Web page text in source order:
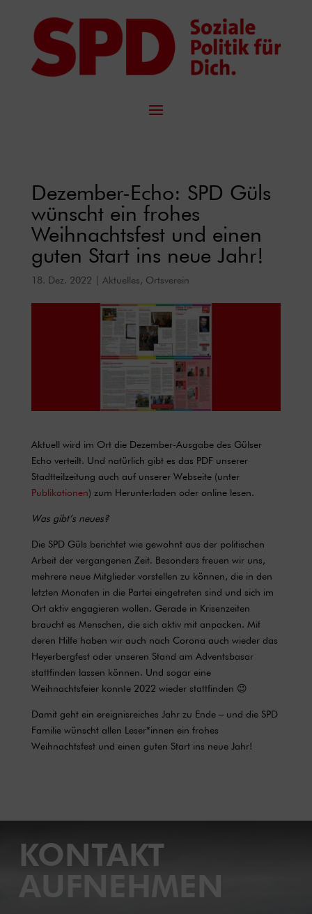
Dezember-Echo: SPD Güls
wünscht ein frohes
Weihnachtsfest und einen
guten Start ins neue Jahr!
18. Dez. 2022 Aktuelles, Ortsverein
Aktuell wird im Ort die Dezember-Ausgabe des Gülser
Echo verteilt. Und natürlich gibt es das PDF unserer
Stadtteilzeitung auch auf unserer Webseite (unter
Publikationen) zum Herunterladen oder online lesen.
Was gibt’s neues?
Die SPD Güls berichtet wie gewohnt aus der politischen
Arbeit der vergangenen Zeit. Besonders freuen wir uns,
mehrere neue Mitglieder vorstellen zu können, die in den
letzten Monaten in die Partei eingetreten sind und sich im
Ort aktiv engagieren wollen. Gerade in Krisenzeiten
braucht es Menschen, die sich aktiv mit anpacken. Mit
deren Hilfe haben wir auch nach Corona auch wieder das
Heyerbergfest oder unseren Stand am Adventsbasar
stattfinden lassen können. Und sogar eine
Weihnachtsfeier konnte 2022 wieder stattfinden 😉
Damit geht ein ereignisreiches Jahr zu Ende – und die SPD
Familie wünscht allen Leser*innen ein frohes
Weihnachtsfest und einen guten Start ins neue Jahr!
KONTAKT
AUFNEHMEN